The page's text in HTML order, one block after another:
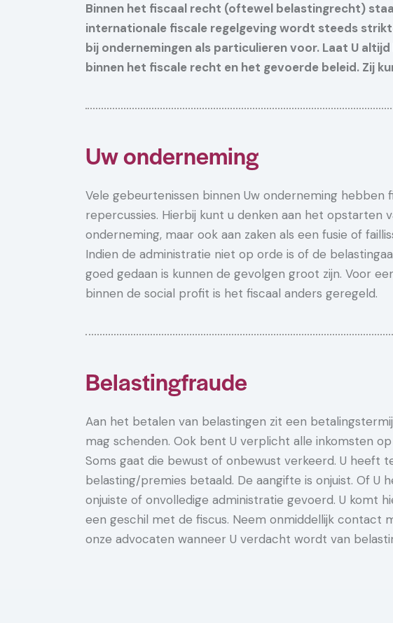
Binnen het fiscaal recht (oftewel belastingrecht)
internationale fiscale regelgeving wordt steeds
bij ondernemingen als particulieren voor. Laat U
binnen het fiscale recht en het gevoerde beleid. Zij
Uw onderneming
Vele gebeurtenissen binnen Uw onderneming hebben
repercussies. Hierbij kunt u denken aan het opstarten
onderneming, maar ook aan zaken als een fusie of
Indien de administratie niet op orde is of de
goed gedaan is kunnen de gevolgen groot zijn. Voor
binnen de social profit is het fiscaal anders geregeld.
Belastingfraude
Aan het betalen van belastingen zit een
mag schenden. Ook bent U verplicht alle inkomsten
Soms gaat die bewust of onbewust verkeerd. U heeft
belasting/premies betaald. De aangifte is onjuist. Of U
onjuiste of onvolledige administratie gevoerd. U komt
een geschil met de fiscus. Neem onmiddellijk contact
onze advocaten wanneer U verdacht wordt van